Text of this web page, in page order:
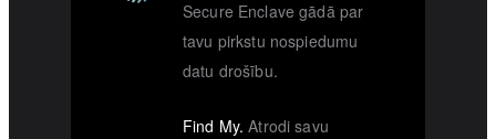
Secure Enclave gādā par
tavu pirkstu nospiedumu
datu drošību.
Find My. Atrodi savu